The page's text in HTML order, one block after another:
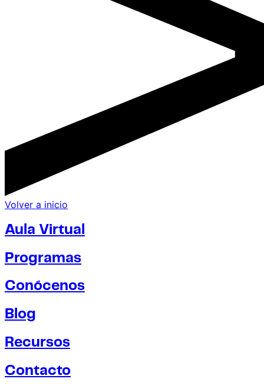
Volver a inicio
Aula Virtual
Programas
Conócenos
Blog
Recursos
Contacto